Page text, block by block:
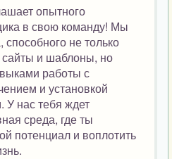
опытного
в свою команду! Мы
не только
сайты и шаблоны, но
работы с
и установкой
У нас тебя ждет
среда, где ты
потенциал и воплотить